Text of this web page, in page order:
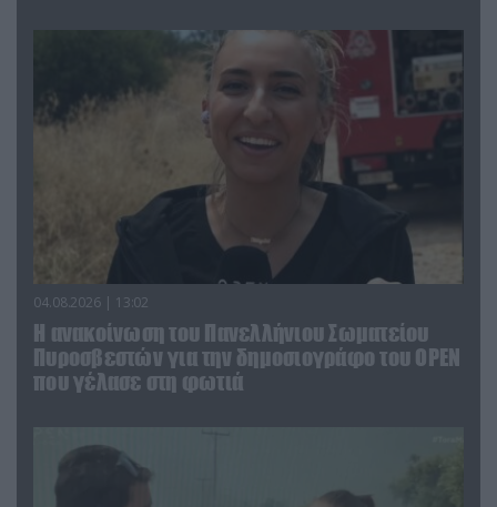
04.08.2026 | 13:02
Η ανακοίνωση του Πανελλήνιου Σωματείου
Πυροσβεστών για την δημοσιογράφο του OPEN
που γέλασε στη φωτιά